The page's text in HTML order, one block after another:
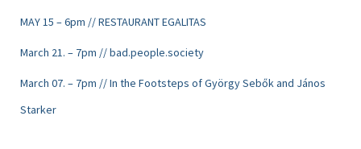
MAY 15 – 6pm // RESTAURANT EGALITAS
March 21. – 7pm // bad.people.society
March 07. – 7pm // In the Footsteps of György Sebők and János
Starker